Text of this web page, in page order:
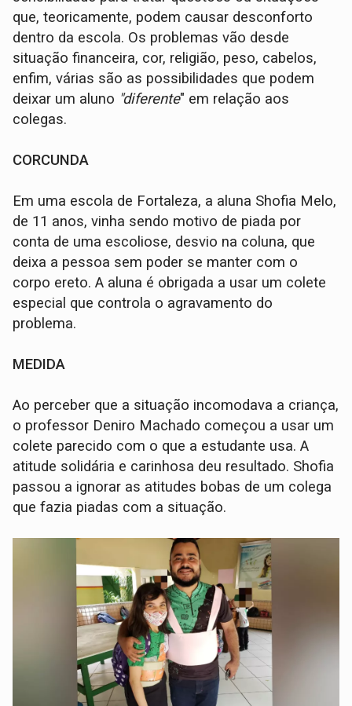
que, teoricamente, podem causar desconforto
dentro da escola. Os problemas vão desde
situação financeira, cor, religião, peso, cabelos,
enfim, várias são as possibilidades que podem
deixar um aluno "diferente" em relação aos
colegas.
CORCUNDA
Em uma escola de Fortaleza, a aluna Shofia Melo,
de 11 anos, vinha sendo motivo de piada por
conta de uma escoliose, desvio na coluna, que
deixa a pessoa sem poder se manter com o
corpo ereto. A aluna é obrigada a usar um colete
especial que controla o agravamento do
problema.
MEDIDA
Ao perceber que a situação incomodava a criança,
o professor Deniro Machado começou a usar um
colete parecido com o que a estudante usa. A
atitude solidária e carinhosa deu resultado. Shofia
passou a ignorar as atitudes bobas de um colega
que fazia piadas com a situação.